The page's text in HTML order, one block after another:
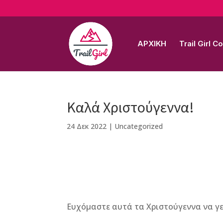
ΑΡΧΙΚΗ Trail Girl
Καλά Χριστούγεννα!
24 Δεκ 2022 | Uncategorized
c sse ai it te
Ευχόμαστε αυτά τα Χριστoύγεννα να